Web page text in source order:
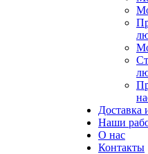
Доставка
Наши
О нас
Контакты